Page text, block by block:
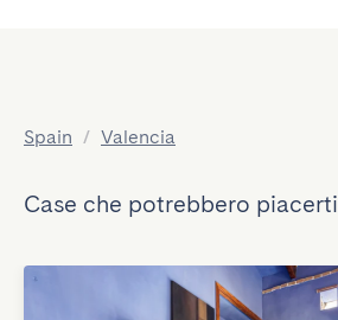
Spain / Valencia
Case che potrebbero piacerti